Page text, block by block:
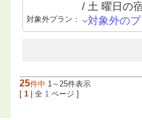
/ 土 曜日の
対象外プラン： 対象外の
25件中 1～25件表示
[ 1 | 全 1 ページ ]